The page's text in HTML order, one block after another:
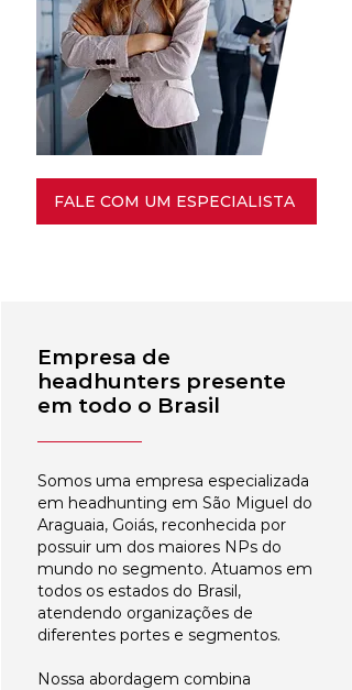
FALE COM UM ESPECIALISTA
Empresa de
headhunters presente
em todo o Brasil
Somos uma empresa especializada
em headhunting em São Miguel do
Araguaia, Goiás, reconhecida por
possuir um dos maiores NPs do
mundo no segmento. Atuamos em
todos os estados do Brasil,
atendendo organizações de
diferentes portes e segmentos.
Nossa abordagem combina